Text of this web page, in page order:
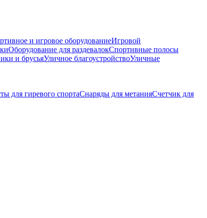
и игровое оборудованиеИгровой
Оборудование для раздевалокСпортивные полосы
и брусьяУличное благоустройствоУличные
для гиревого спортаСнаряды для метанияСчетчик для